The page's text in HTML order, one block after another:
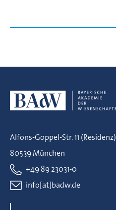
Alfons-Goppel-Str. 11 (Residenz)
80539 München
+49 89 23031-0
info[at]badw.de